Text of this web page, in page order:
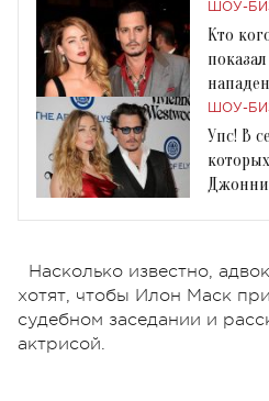
ШОУ-
Кто
ШОУ-
Упс! В
Насколько известно,
хотят, чтобы Илон Маск
судебном заседании и
актрисой.